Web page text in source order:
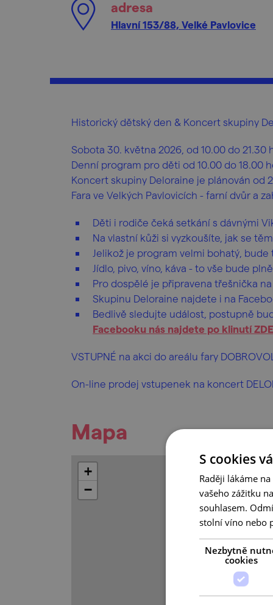
adresa
Hlavní 153/88, Velké Pavlovice
Historický dětský den & Koncert skupiny
Sobota 30. května 2026, od 10.00 do 21.30
Denní program pro děti od 10.00 do 18.00
Koncert skupiny Deloraine je plánován od
Fara ve Velkých Pavlovicích - farní dvůr a
Děti i rodiče čeká setkání s dávnými
Na vlastní kůži si vyzkoušíte, jak se
Jelikož je program velmi bohatý,
Jídlo, pivo, víno, káva - to vše bude
Pro dospělé je připravena třešnička
Skupinu Deloraine najdete i na
Bedlivě sledujte událost, postupně
Facebooku nás najdete po klinutí ZDE
VSTUPNÉ na akci do areálu fary
On-line prodej vstupenek na koncert
Mapa
+
−
S cookies
Raději lákáme
vašeho zážitku
souhlasem.
stolní víno nebo
Nezbytně
cookies